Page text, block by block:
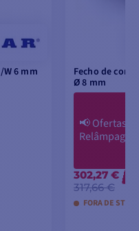
6 mm
Fecho de
Ø 8 mm
📢Ofertas
Relâmpago
302,27 €
317,66 €
FORA DE